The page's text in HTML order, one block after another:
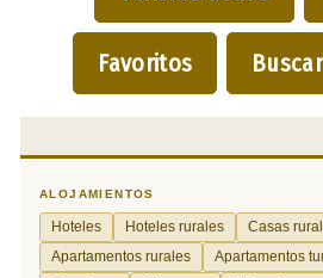
Favoritos Buscar